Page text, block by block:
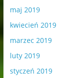
maj 2019
kwiecień 2019
marzec 2019
luty 2019
styczeń 2019